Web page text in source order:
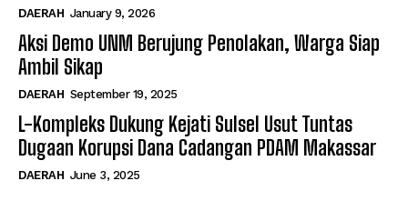
DAERAH January 9, 2026
Aksi Demo UNM Berujung Penolakan, Warga Siap
Ambil Sikap
DAERAH September 19, 2025
L-Kompleks Dukung Kejati Sulsel Usut Tuntas
Dugaan Korupsi Dana Cadangan PDAM Makassar
DAERAH June 3, 2025